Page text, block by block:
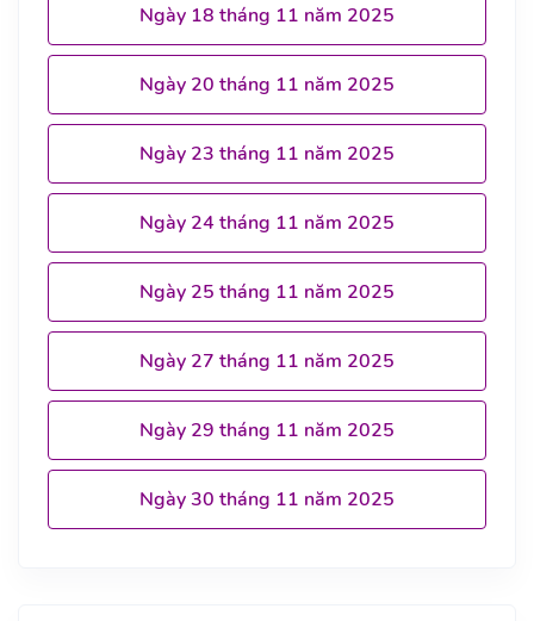
Ngày 18 tháng 11 năm 2025
Ngày 20 tháng 11 năm 2025
Ngày 23 tháng 11 năm 2025
Ngày 24 tháng 11 năm 2025
Ngày 25 tháng 11 năm 2025
Ngày 27 tháng 11 năm 2025
Ngày 29 tháng 11 năm 2025
Ngày 30 tháng 11 năm 2025